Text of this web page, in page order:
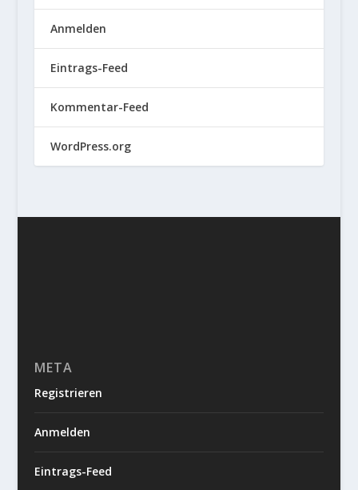
Anmelden
Eintrags-Feed
Kommentar-Feed
WordPress.org
META
Registrieren
Anmelden
Eintrags-Feed